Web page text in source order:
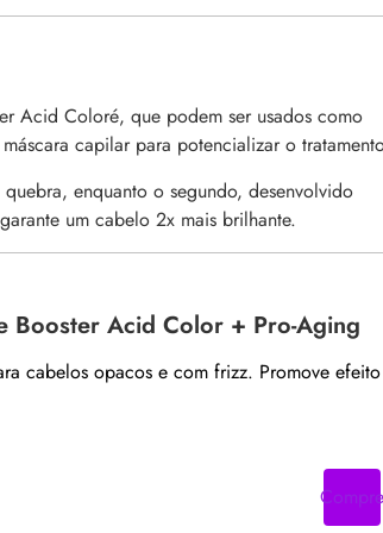
Acid Coloré, que podem ser usados como
capilar para potencializar o
enquanto o segundo, desenvolvido
um cabelo 2x mais brilhante.
Booster Acid Color + Pro-Aging
cabelos opacos e com frizz. Promove efeito
Compre